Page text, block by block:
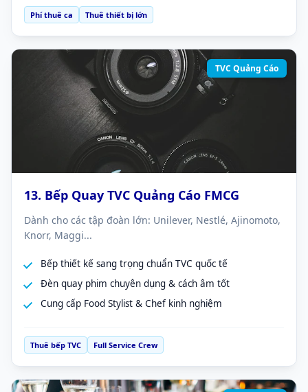
Phí thuê ca Thuê thiết bị lớn
TVC Quảng Cáo
13. Bếp Quay TVC Quảng Cáo FMCG
Dành cho các tập đoàn lớn: Unilever, Nestlé, Ajinomoto,
Knorr, Maggi...
Bếp thiết kế sang trọng chuẩn TVC quốc tế
Đèn quay phim chuyên dụng & cách âm tốt
Cung cấp Food Stylist & Chef kinh nghiệm
Thuê bếp TVC Full Service Crew